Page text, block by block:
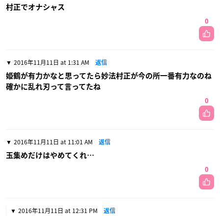
村正でオナシャス
0
2016年11月11日 at 1:31 AM 返信
姫鶴が有力かなと思ってたら妙法村正が今の所一番有力なのね
確かに乱れ刃って言ってたね
0
2016年11月11日 at 11:01 AM 返信
玉集めだけはやめてくれ…
0
2016年11月11日 at 12:31 PM 返信